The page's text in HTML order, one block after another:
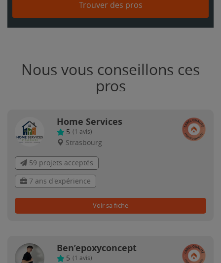
Trouver des pros
Nous vous conseillons ces
pros
Home Services
5 (1 avis)
Strasbourg
59 projets acceptés
7 ans d'expérience
Voir sa fiche
Ben’epoxyconcept
5 (1 avis)